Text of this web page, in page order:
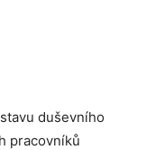
duševního
pracovníků